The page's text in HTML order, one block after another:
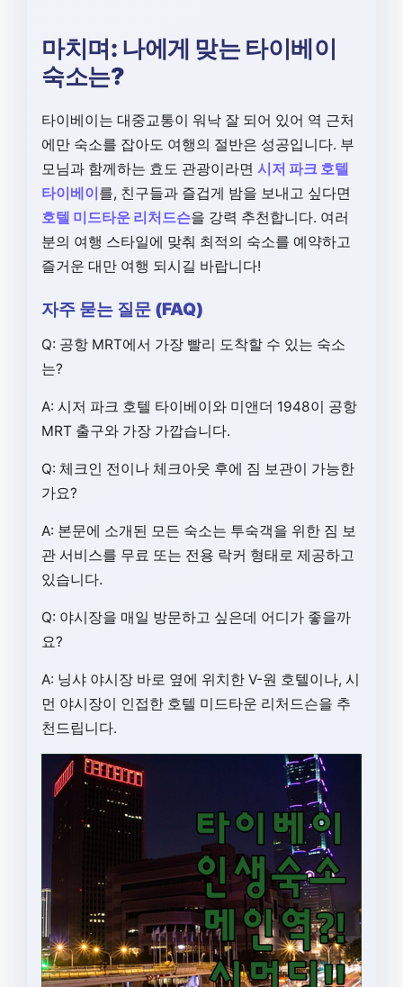
마치며: 나에게 맞는 타이베이
숙소는?
타이베이는 대중교통이 워낙 잘 되어 있어 역 근처
에만 숙소를 잡아도 여행의 절반은 성공입니다. 부
모님과 함께하는 효도 관광이라면 시저 파크 호텔
타이베이를, 친구들과 즐겁게 밤을 보내고 싶다면
호텔 미드타운 리처드슨을 강력 추천합니다. 여러
분의 여행 스타일에 맞춰 최적의 숙소를 예약하고
즐거운 대만 여행 되시길 바랍니다!
자주 묻는 질문 (FAQ)
Q: 공항 MRT에서 가장 빨리 도착할 수 있는 숙소
는?
A: 시저 파크 호텔 타이베이와 미앤더 1948이 공항
MRT 출구와 가장 가깝습니다.
Q: 체크인 전이나 체크아웃 후에 짐 보관이 가능한
가요?
A: 본문에 소개된 모든 숙소는 투숙객을 위한 짐 보
관 서비스를 무료 또는 전용 락커 형태로 제공하고
있습니다.
Q: 야시장을 매일 방문하고 싶은데 어디가 좋을까
요?
A: 닝샤 야시장 바로 옆에 위치한 V-원 호텔이나, 시
먼 야시장이 인접한 호텔 미드타운 리처드슨을 추
천드립니다.